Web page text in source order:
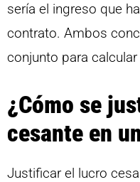
sería el ingreso que
contrato. Ambos
conjunto para
¿Cómo se
cesante en
Justificar el lucro